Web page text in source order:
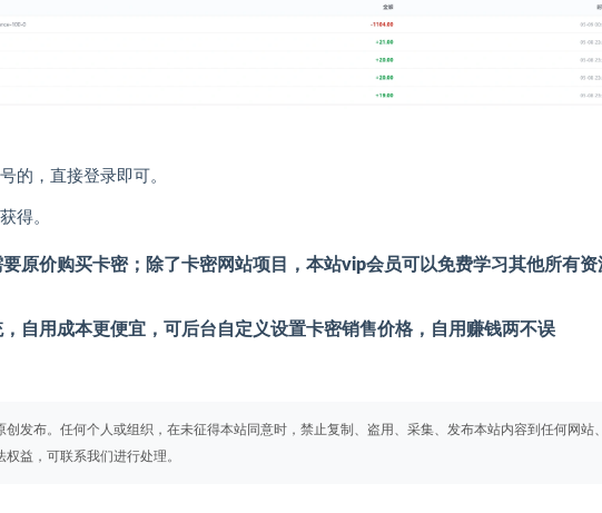
的，直接登录即可。
得。
原价购买卡密；除了卡密网站项目，本站vip会员可以免费学习其他所有资
自用成本更便宜，可后台自定义设置卡密销售价格，自用赚钱两不误
发布。任何个人或组织，在未征得本站同意时，禁止复制、盗用、采集、发布本站内容到任何网站
益，可联系我们进行处理。